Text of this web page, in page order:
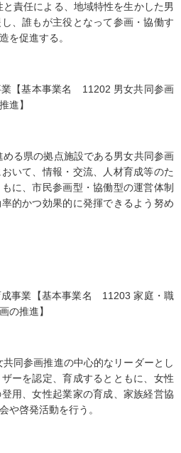
責任による、地域特性を生かした男
、誰もが主役となって参画・協働す
を促進する。
【基本事業名 11202 男女共同参画
進】
る県の拠点施設である男女共同参画
いて、情報・交流、人材育成等のた
に、市民参画型・協働型の運営体制
的かつ効果的に発揮できるよう努め
事業【基本事業名 11203 家庭・職
の推進】
同参画推進の中心的なリーダーとし
ーを認定、育成するとともに、女性
用、女性起業家の育成、家族経営協
や啓発活動を行う。